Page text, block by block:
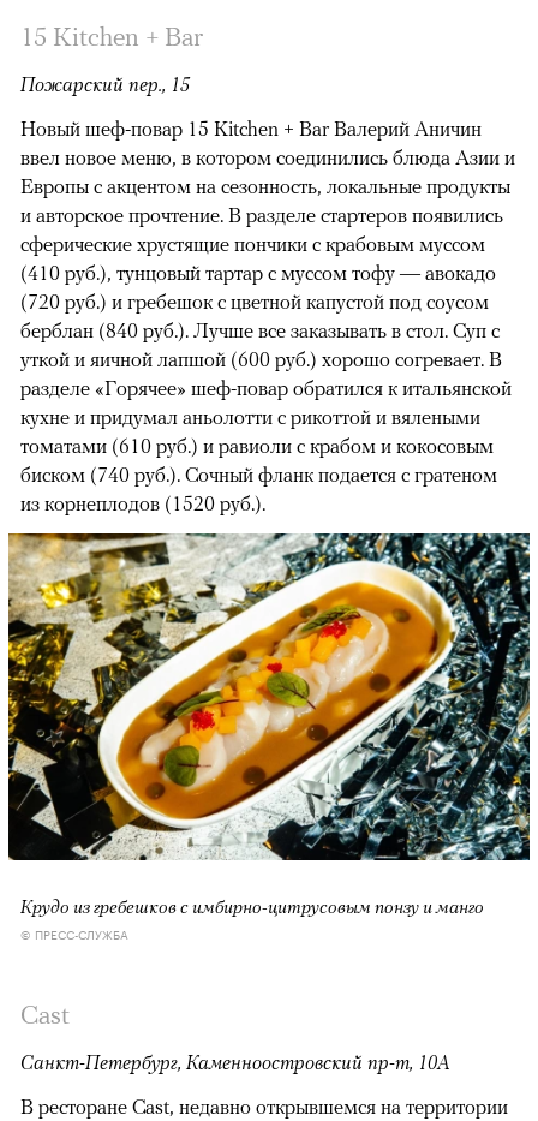
15 Kitchen + Bar
Пожарский пер., 15
Новый шеф-повар 15 Kitchen + Bar Валерий Аничин
ввел новое меню, в котором соединились блюда Азии и
Европы с акцентом на сезонность, локальные продукты
и авторское прочтение. В разделе стартеров появились
сферические хрустящие пончики с крабовым муссом
(410 руб.), тунцовый тартар с муссом тофу — авокадо
(720 руб.) и гребешок с цветной капустой под соусом
берблан (840 руб.). Лучше все заказывать в стол. Суп с
уткой и яичной лапшой (600 руб.) хорошо согревает. В
разделе «Горячее» шеф-повар обратился к итальянской
кухне и придумал аньолотти с рикоттой и вялеными
томатами (610 руб.) и равиоли с крабом и кокосовым
биском (740 руб.). Сочный фланк подается с гратеном
из корнеплодов (1520 руб.).
Крудо из гребешков с имбирно-цитрусовым понзу и манго
© ПРЕСС-СЛУЖБА
Cast
Санкт-Петербург, Каменноостровский пр-т, 10А
В ресторане Cast, недавно открывшемся на территории